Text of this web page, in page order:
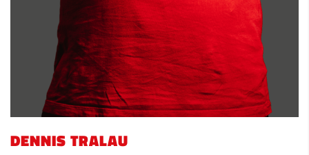
DENNIS TRALAU